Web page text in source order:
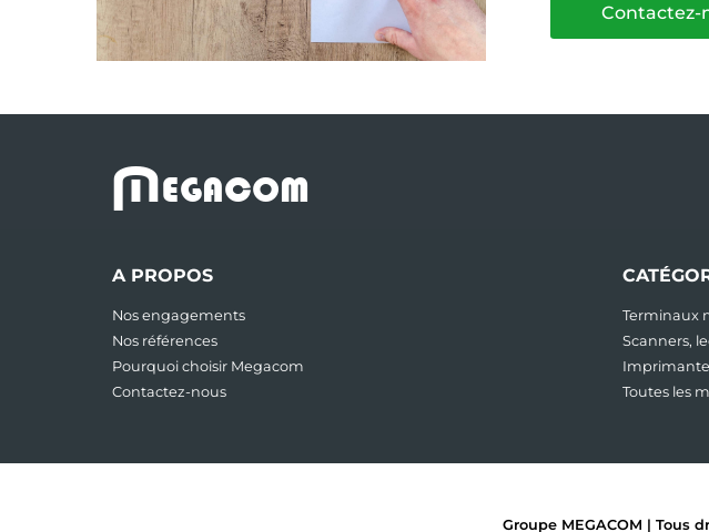
Contactez-
MEGACOM
A PROPOS
Nos engagements
Nos références
Pourquoi choisir Megacom
Contactez-nous
Terminaux
Scanners,
Toutes les
Groupe MEGACOM | Tous